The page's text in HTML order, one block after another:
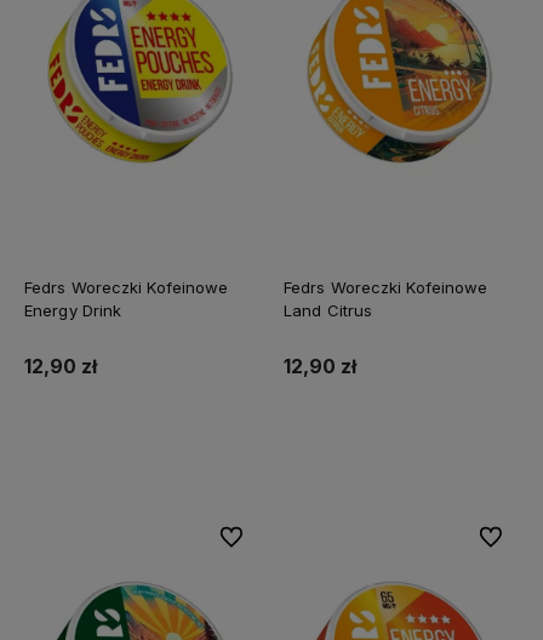
Fedrs Woreczki Kofeinowe
Energy Drink
12,90 zł
Fedrs Woreczki Kofeinowe
Land Citrus
12,90 zł
Do ulubionych Do